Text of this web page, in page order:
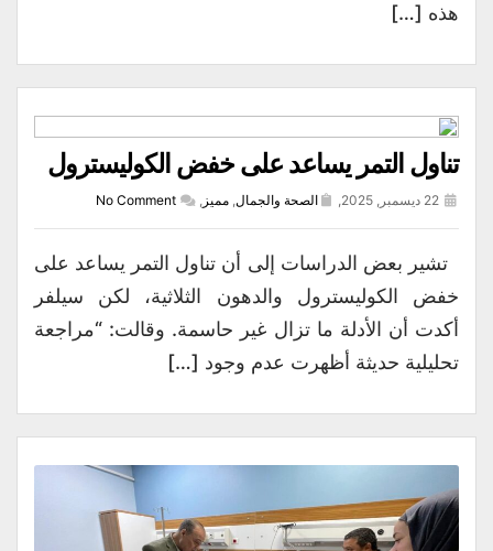
هذه […]
تناول التمر يساعد على خفض الكوليسترول
الصحة والجمال, مميز ,
No Comment
تشير بعض الدراسات إلى أن تناول التمر يساعد على
خفض الكوليسترول والدهون الثلاثية، لكن سيلفر
أكدت أن الأدلة ما تزال غير حاسمة. وقالت: “مراجعة
تحليلية حديثة أظهرت عدم وجود […]